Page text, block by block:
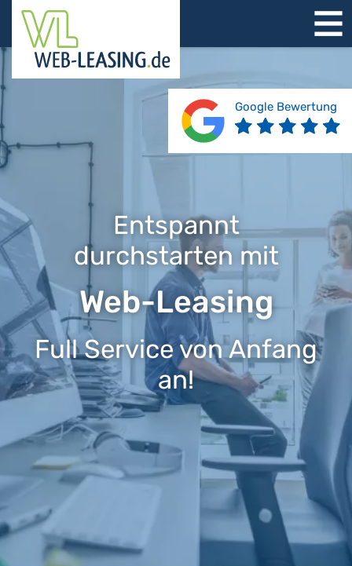
STARTSEITE
ÜBER UNS
PRODUKTE
REFERENZEN
BERATUNG
JOBS
KONTAKT
Entspannt
durchstarten mit
Web-Leasing
Full Service von Anfang
an!
Google Bewertung